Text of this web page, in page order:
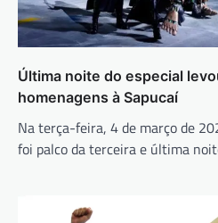
Última noite do especial
homenagens à Sapucaí
Na terça-feira, 4 de março de
foi palco da terceira e última